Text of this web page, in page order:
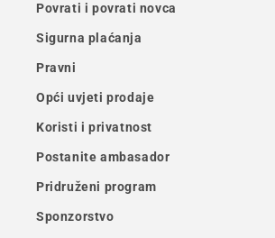
Povrati i povrati novca
Sigurna plaćanja
Pravni
Opći uvjeti prodaje
Koristi i privatnost
Postanite ambasador
Pridruženi program
Sponzorstvo